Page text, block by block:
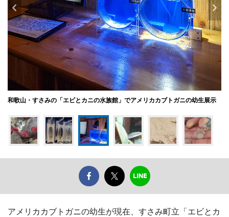
和歌山・すさみの「エビとカニの水族館」でアメリカカブトガニの幼生展示
アメリカカブトガニの幼生が現在、すさみ町立「エビとカ